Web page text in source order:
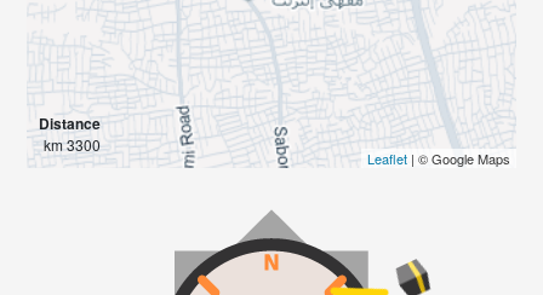
Distance
3300 km
Leaflet| © Google Maps